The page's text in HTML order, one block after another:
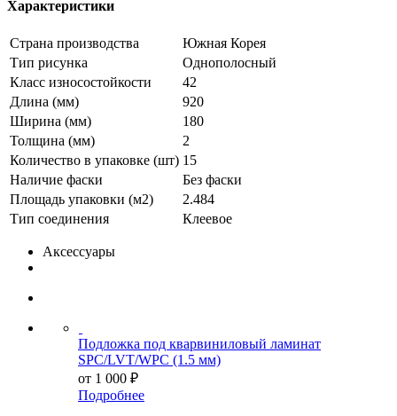
Характеристики
Страна производства
Южная Корея
Тип рисунка
Однополосный
Класс износостойкости
42
Длина (мм)
920
Ширина (мм)
180
Толщина (мм)
2
Количество в упаковке (шт) 15
Наличие фаски
Без фаски
Площадь упаковки (м2)
2.484
Тип соединения
Клеевое
Аксессуары
Подложка под кварвиниловый ламинат
SPC/LVT/WPC (1.5 мм)
от 1 000 ₽
Подробнее